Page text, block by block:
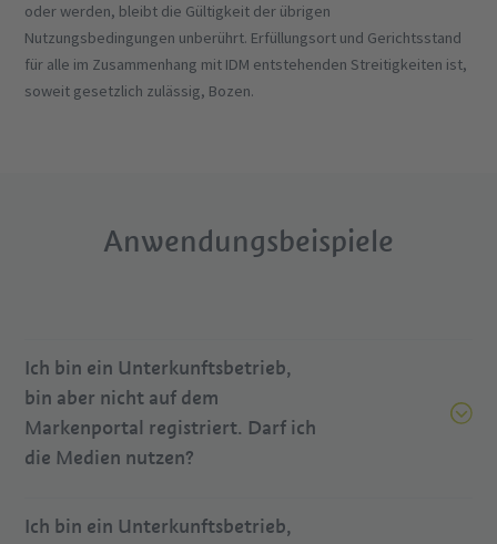
oder werden, bleibt die Gültigkeit der übrigen
Nutzungsbedingungen unberührt. Erfüllungsort und Gerichtsstand
für alle im Zusammenhang mit IDM entstehenden Streitigkeiten ist,
soweit gesetzlich zulässig, Bozen.
Anwendungsbeispiele
Ich bin ein Unterkunftsbetrieb,
bin aber nicht auf dem
Markenportal registriert. Darf ich
die Medien nutzen?
Ich bin ein Unterkunftsbetrieb,